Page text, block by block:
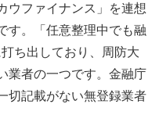
ウファイナンス」を連想
す。「任意整理中でも融
ち出しており、周防大
業者の一つです。金融庁
切記載がない無登録業者